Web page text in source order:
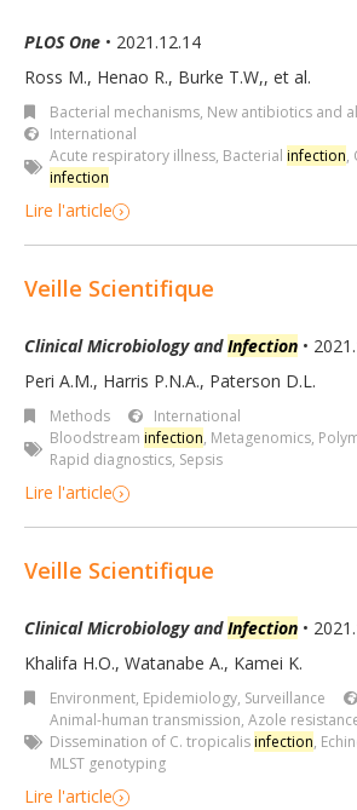
PLOS One • 2021.12.14
Ross M., Henao R., Burke T.W,, et al.
Bacterial mechanisms, New antibiotics and
International
Acute respiratory illness, Bacterial infection,
infection
Lire l'article
Veille Scientifique
Clinical Microbiology andInfection •
Peri A.M., Harris P.N.A., Paterson D.L.
Methods
International
Bloodstream infection, Metagenomics,
Rapid diagnostics, Sepsis
Lire l'article
Veille Scientifique
Clinical Microbiology andInfection •
Khalifa H.O., Watanabe A., Kamei K.
Environment, Epidemiology, Surveillance
Animal-human transmission, Azole
Dissemination of C. tropicalisinfection,
MLST genotyping
Lire l'article